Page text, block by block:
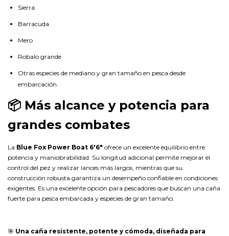
Sierra
Barracuda
Mero
Robalo grande
Otras especies de mediano y gran tamaño en pesca desde
embarcación.
📦 Más alcance y potencia para
grandes combates
La Blue Fox Power Boat 6'6" ofrece un excelente equilibrio entre
potencia y maniobrabilidad. Su longitud adicional permite mejorar el
control del pez y realizar lances más largos, mientras que su
construcción robusta garantiza un desempeño confiable en condiciones
exigentes. Es una excelente opción para pescadores que buscan una caña
fuerte para pesca embarcada y especies de gran tamaño.
🎯 Una caña resistente, potente y cómoda, diseñada para